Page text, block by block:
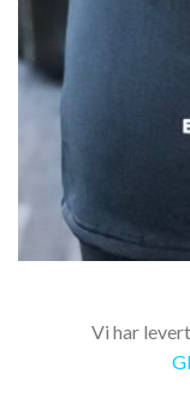
Vi har